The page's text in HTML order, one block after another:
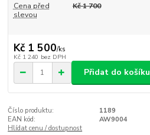
Cena před
slevou
Kč 1 700
Kč 1 500/ks
Kč 1 240 bez DPH
Přidat do košíku
Číslo produktu:
1189
EAN kód:
AW9004
Hlídat cenu / dostupnost